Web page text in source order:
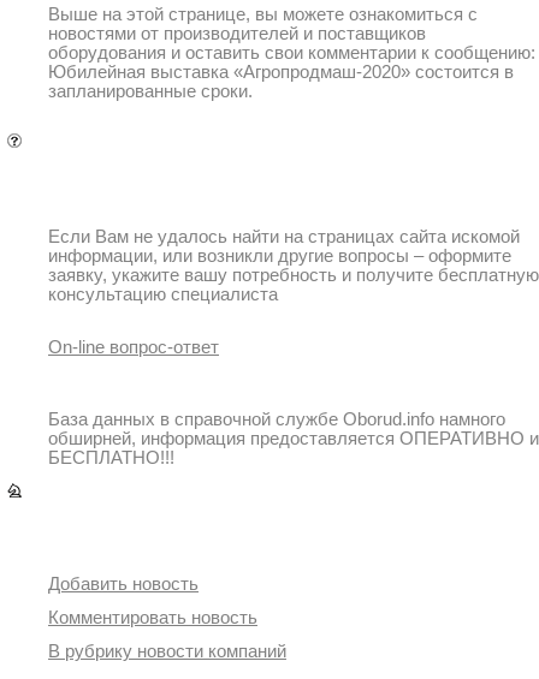
Выше на этой странице, вы можете ознакомиться с
новостями от производителей и поставщиков
оборудования и оставить свои комментарии к сообщению:
Юбилейная выставка «Агропродмаш-2020» состоится в
запланированные сроки.
Если Вам не удалось найти на страницах сайта искомой
информации, или возникли другие вопросы – оформите
заявку, укажите вашу потребность и получите бесплатную
консультацию специалиста
On-line вопрос-ответ
База данных в справочной службе Oborud.info намного
обширней, информация предоставляется ОПЕРАТИВНО и
БЕСПЛАТНО!!!
Добавить новость
Комментировать новость
В рубрику новости компаний